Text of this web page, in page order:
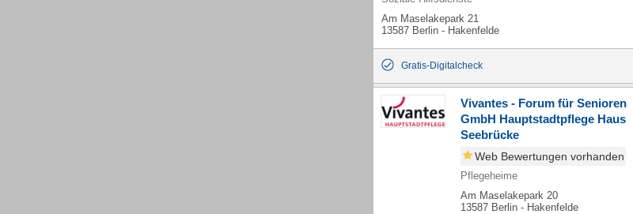
Am Maselakepark 21
13587 Berlin - Hakenfelde
Gratis-Digitalcheck
Vivantes - Forum für Senioren
GmbH Hauptstadtpflege Haus
Seebrücke
Web Bewertungen vorhanden
Pflegeheime
Am Maselakepark 20
13587 Berlin - Hakenfelde